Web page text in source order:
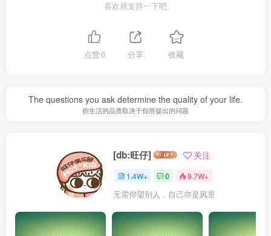
喜欢就支持一下吧
点赞0 分享 收藏
The questions you ask determine the quality of your life.
你生活的品质取决于你所提出的问题
[db:旺仔] 关注
1.4W+ 0 9.7W+
无需仰望别人，自己亦是风景